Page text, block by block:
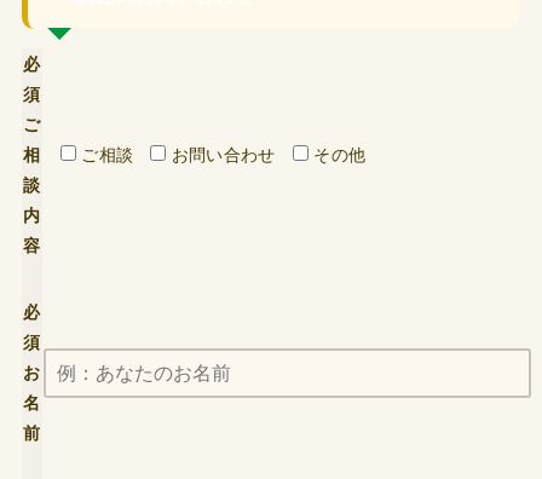
必
須
ご
相
談
内
容
ご相談 お問い合わせ その他
必
須
お
名
前